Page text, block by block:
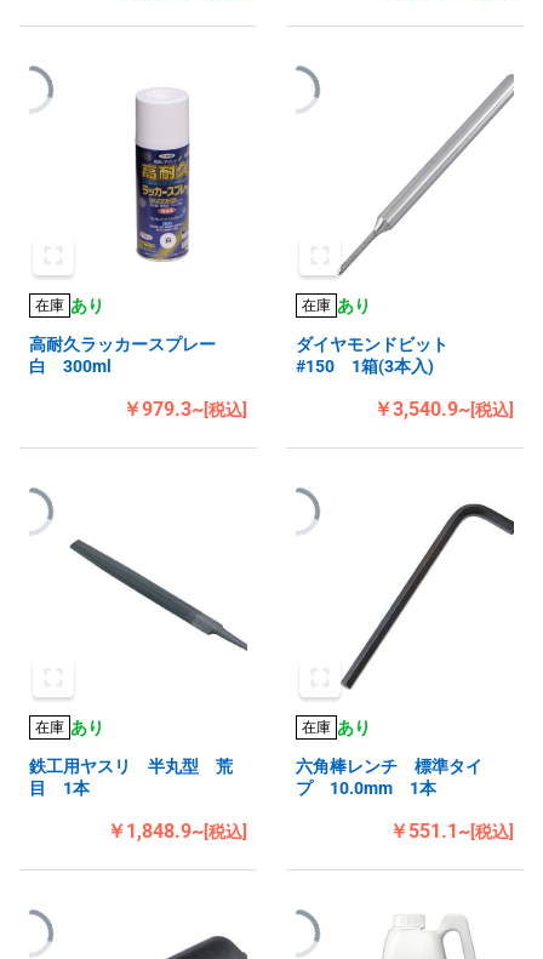
在庫 あり
高耐久ラッカースプレー
白 300ml
￥979.3~[税込]
在庫 あり
ダイヤモンドビット
#150 1箱(3本入)
￥3,540.9~[税込]
在庫 あり
鉄工用ヤスリ 半丸型 荒
目 1本
￥1,848.9~[税込]
在庫 あり
六角棒レンチ 標準タイ
プ 10.0mm 1本
￥551.1~[税込]